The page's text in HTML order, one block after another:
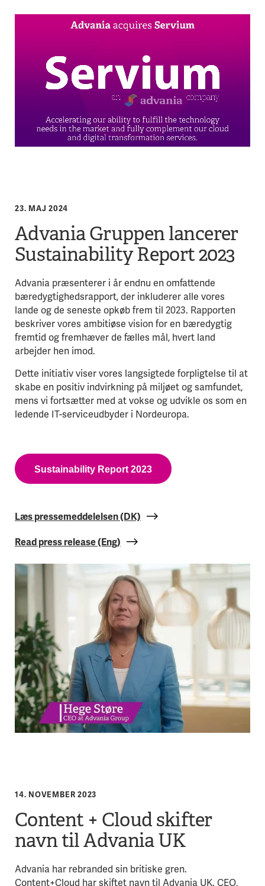
23. MAJ 2024
Advania Gruppen lancerer
Sustainability Report 2023
Advania præsenterer i år endnu en omfattende
bæredygtighedsrapport, der inkluderer alle vores
lande og de seneste opkøb frem til 2023. Rapporten
beskriver vores ambitiøse vision for en bæredygtig
fremtid og fremhæver de fælles mål, hvert land
arbejder hen imod.
Dette initiativ viser vores langsigtede forpligtelse til at
skabe en positiv indvirkning på miljøet og samfundet,
mens vi fortsætter med at vokse og udvikle os som en
ledende IT-serviceudbyder i Nordeuropa.
Sustainability Report 2023
Læs pressemeddelelsen (DK)
Read press release (Eng)
14. NOVEMBER 2023
Content + Cloud skifter
navn til Advania UK
Advania har rebranded sin britiske gren.
Content+Cloud har skiftet navn til Advania UK. CEO,